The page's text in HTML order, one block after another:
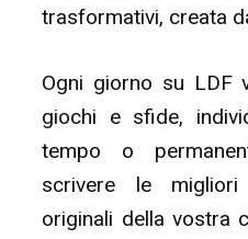
trasformativi, creata
Ogni giorno su LDF
giochi e sfide,
tempo o
scrivere le
originali della vostra